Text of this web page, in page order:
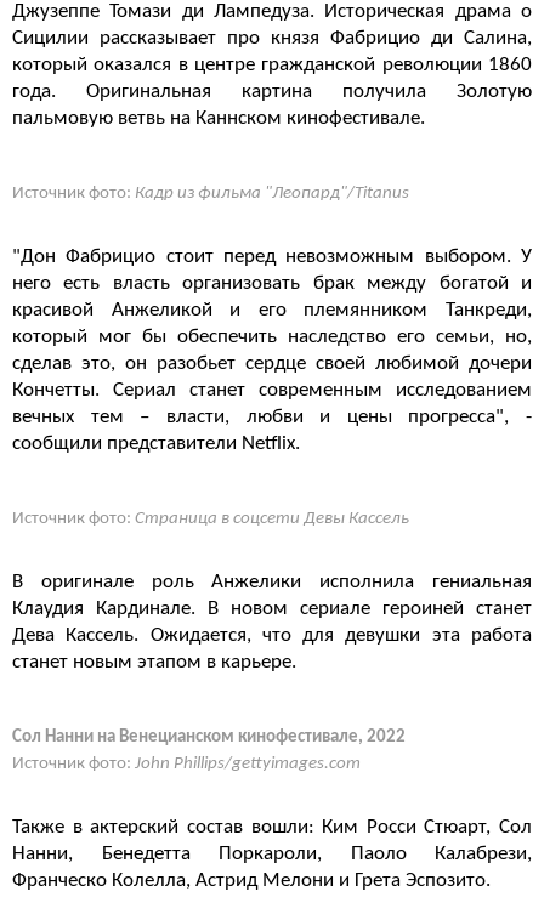
Джузеппе Томази ди Лампедуза. Историческая драма о
Сицилии рассказывает про князя Фабрицио ди Салина,
который оказался в центре гражданской революции 1860
года. Оригинальная картина получила Золотую
пальмовую ветвь на Каннском кинофестивале.
Источник фото: Кадр из фильма "Леопард"/Titanus
"Дон Фабрицио стоит перед невозможным выбором. У
него есть власть организовать брак между богатой и
красивой Анжеликой и его племянником Танкреди,
который мог бы обеспечить наследство его семьи, но,
сделав это, он разобьет сердце своей любимой дочери
Кончетты. Сериал станет современным исследованием
вечных тем – власти, любви и цены прогресса", -
сообщили представители Netflix.
Источник фото: Страница в соцсети Девы Кассель
В оригинале роль Анжелики исполнила гениальная
Клаудия Кардинале. В новом сериале героиней станет
Дева Кассель. Ожидается, что для девушки эта работа
станет новым этапом в карьере.
Сол Нанни на Венецианском кинофестивале, 2022
Источник фото: John Phillips/gettyimages.com
Также в актерский состав вошли: Ким Росси Стюарт, Сол
Нанни, Бенедетта Поркароли, Паоло Калабрези,
Франческо Колелла, Астрид Мелони и Грета Эспозито.